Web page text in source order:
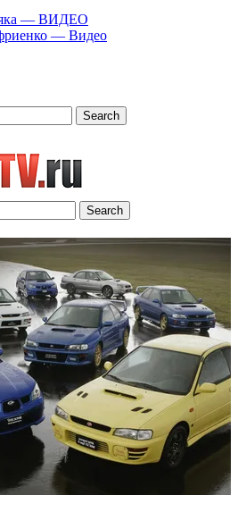
— ВИДЕО
— Видео
Search
Search